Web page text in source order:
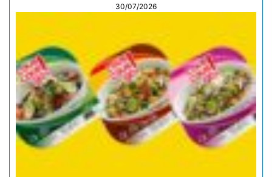
30/07/2026